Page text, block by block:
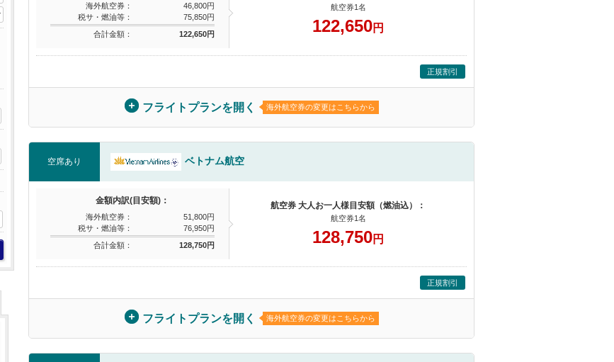
海外航空券：
46,800円
税サ・燃油等：
75,850円
合計金額：
122,650円
航空券1名
122,650円
正規割引
フライトプランを開く 海外航空券の変更はこちらから
空席あり ベトナム航空
金額内訳(目安額)：
海外航空券：
51,800円
税サ・燃油等：
76,950円
合計金額：
128,750円
航空券 大人お一人様目安額（燃油込）：
航空券1名
128,750円
正規割引
フライトプランを開く 海外航空券の変更はこちらから